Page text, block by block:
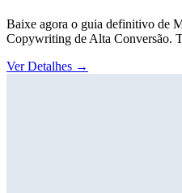
Baixe agora o guia definitivo de
Copywriting de Alta Conversão.
Ver Detalhes →